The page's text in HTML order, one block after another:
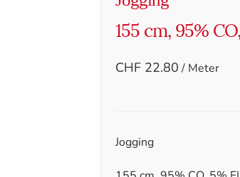
155 cm, 95%
CHF 22.80 / Meter
Jogging